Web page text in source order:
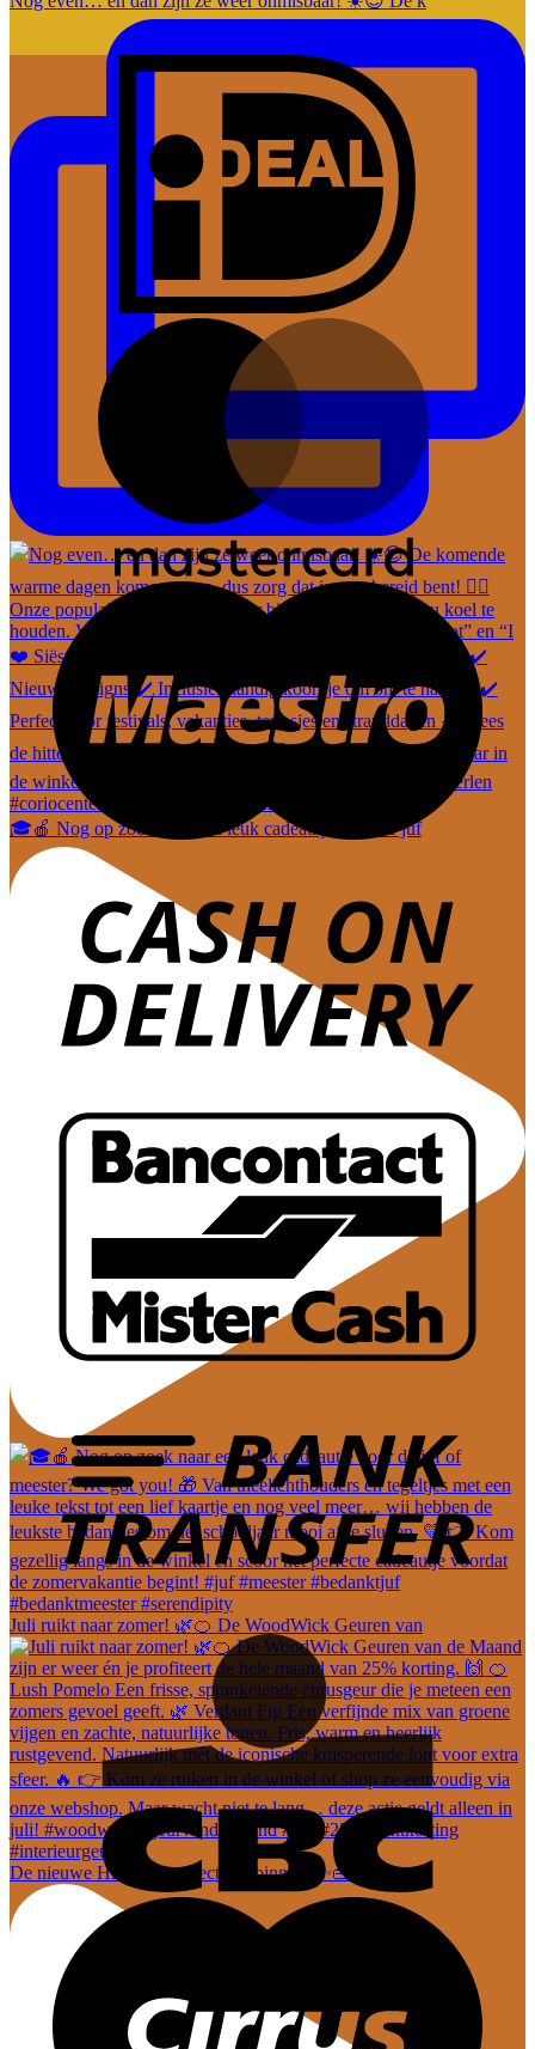
🎓🍎 Nog op zoek naar een leuk cadeautje voor de juf
Juli ruikt naar zomer! 🌿🍊 De WoodWick Geuren van
De nieuwe Hi-Di-Hi collectie is binnen! ✨👜 En dez